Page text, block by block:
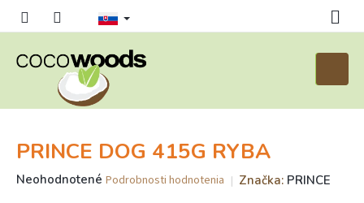
košík
PRINCE DOG 415G RYBA
Priemerné
Neohodnotené Podrobnosti hodnotenia Značka: PRINCE